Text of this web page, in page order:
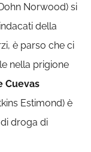
Norwood) si
della
è parso che ci
nella prigione
Cuevas
Estimond) è
droga di